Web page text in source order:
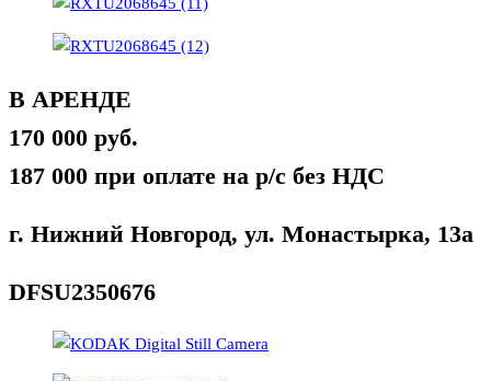
В АРЕНДЕ
170 000 руб.
187 000 при оплате на р/с без НДС
г. Нижний Новгород, ул. Монастырка, 13а
DFSU2350676